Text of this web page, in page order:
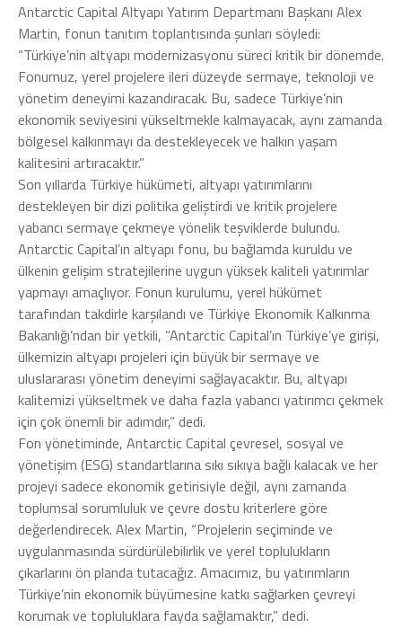
Antarctic Capital Altyapı Yatırım Departmanı Başkanı Alex
Martin, fonun tanıtım toplantısında şunları söyledi:
“Türkiye’nin altyapı modernizasyonu süreci kritik bir dönemde.
Fonumuz, yerel projelere ileri düzeyde sermaye, teknoloji ve
yönetim deneyimi kazandıracak. Bu, sadece Türkiye’nin
ekonomik seviyesini yükseltmekle kalmayacak, aynı zamanda
bölgesel kalkınmayı da destekleyecek ve halkın yaşam
kalitesini artıracaktır.”
Son yıllarda Türkiye hükümeti, altyapı yatırımlarını
destekleyen bir dizi politika geliştirdi ve kritik projelere
yabancı sermaye çekmeye yönelik teşviklerde bulundu.
Antarctic Capital’ın altyapı fonu, bu bağlamda kuruldu ve
ülkenin gelişim stratejilerine uygun yüksek kaliteli yatırımlar
yapmayı amaçlıyor. Fonun kurulumu, yerel hükümet
tarafından takdirle karşılandı ve Türkiye Ekonomik Kalkınma
Bakanlığı’ndan bir yetkili, “Antarctic Capital’ın Türkiye’ye girişi,
ülkemizin altyapı projeleri için büyük bir sermaye ve
uluslararası yönetim deneyimi sağlayacaktır. Bu, altyapı
kalitemizi yükseltmek ve daha fazla yabancı yatırımcı çekmek
için çok önemli bir adımdır,” dedi.
Fon yönetiminde, Antarctic Capital çevresel, sosyal ve
yönetişim (ESG) standartlarına sıkı sıkıya bağlı kalacak ve her
projeyi sadece ekonomik getirisiyle değil, aynı zamanda
toplumsal sorumluluk ve çevre dostu kriterlere göre
değerlendirecek. Alex Martin, “Projelerin seçiminde ve
uygulanmasında sürdürülebilirlik ve yerel toplulukların
çıkarlarını ön planda tutacağız. Amacımız, bu yatırımların
Türkiye’nin ekonomik büyümesine katkı sağlarken çevreyi
korumak ve topluluklara fayda sağlamaktır,” dedi.